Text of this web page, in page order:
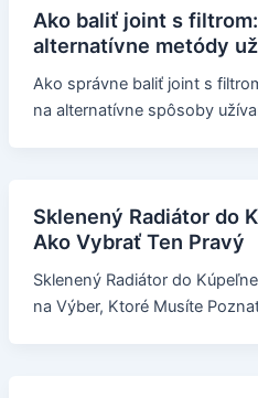
Ako baliť joint s
alternatívne metódy
Ako správne baliť joint s
na alternatívne spôsoby
Sklenený Radiátor do
Ako Vybrať Ten Pravý
Sklenený Radiátor do
na Výber, Ktoré Musíte